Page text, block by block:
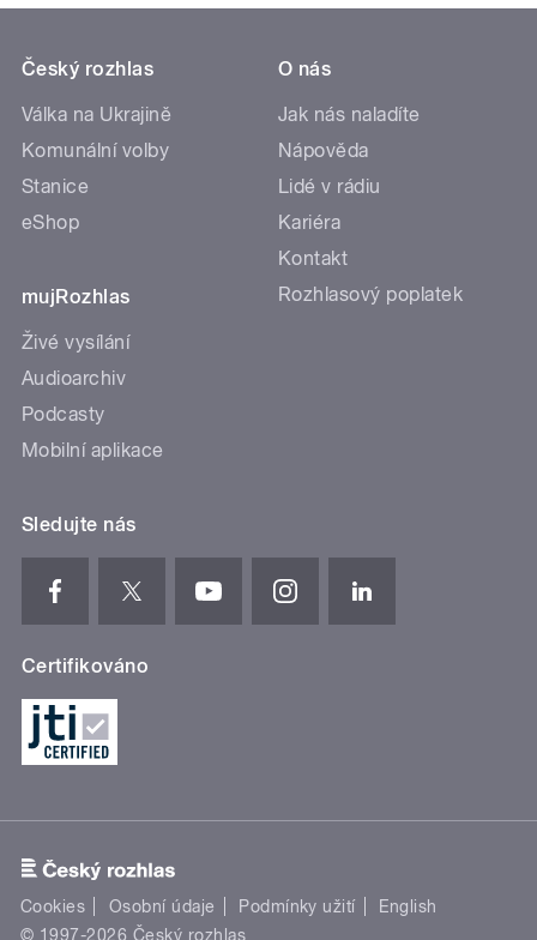
Český rozhlas
Válka na Ukrajině
Komunální volby
Stanice
eShop
mujRozhlas
Živé vysílání
Audioarchiv
Podcasty
Mobilní aplikace
O nás
Jak nás naladíte
Nápověda
Lidé v rádiu
Kariéra
Kontakt
Rozhlasový poplatek
Sledujte nás
Certifikováno
Cookies Osobní údaje Podmínky užití
English
© 1997-2026 Český rozhlas